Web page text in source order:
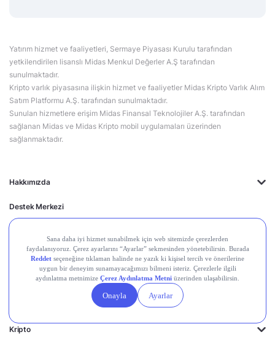
Hakkımızda
Destek Merkezi
Midas Akademi
Borsa Terimleri
Kripto
Yatırım hizmet ve faaliyetleri, Sermaye Piyasası Kurulu tarafından
yetkilendirilen lisanslı Midas Menkul Değerler A.Ş tarafından
sunulmaktadır.
Kripto varlık piyasasına ilişkin hizmet ve faaliyetler Midas Kripto Varlık Alım
Satım Platformu A.Ş. tarafından sunulmaktadır.
Sunulan hizmetlere erişim Midas Finansal Teknolojiler A.Ş. tarafından
sağlanan Midas ve Midas Kripto mobil uygulamaları üzerinden
sağlanmaktadır.